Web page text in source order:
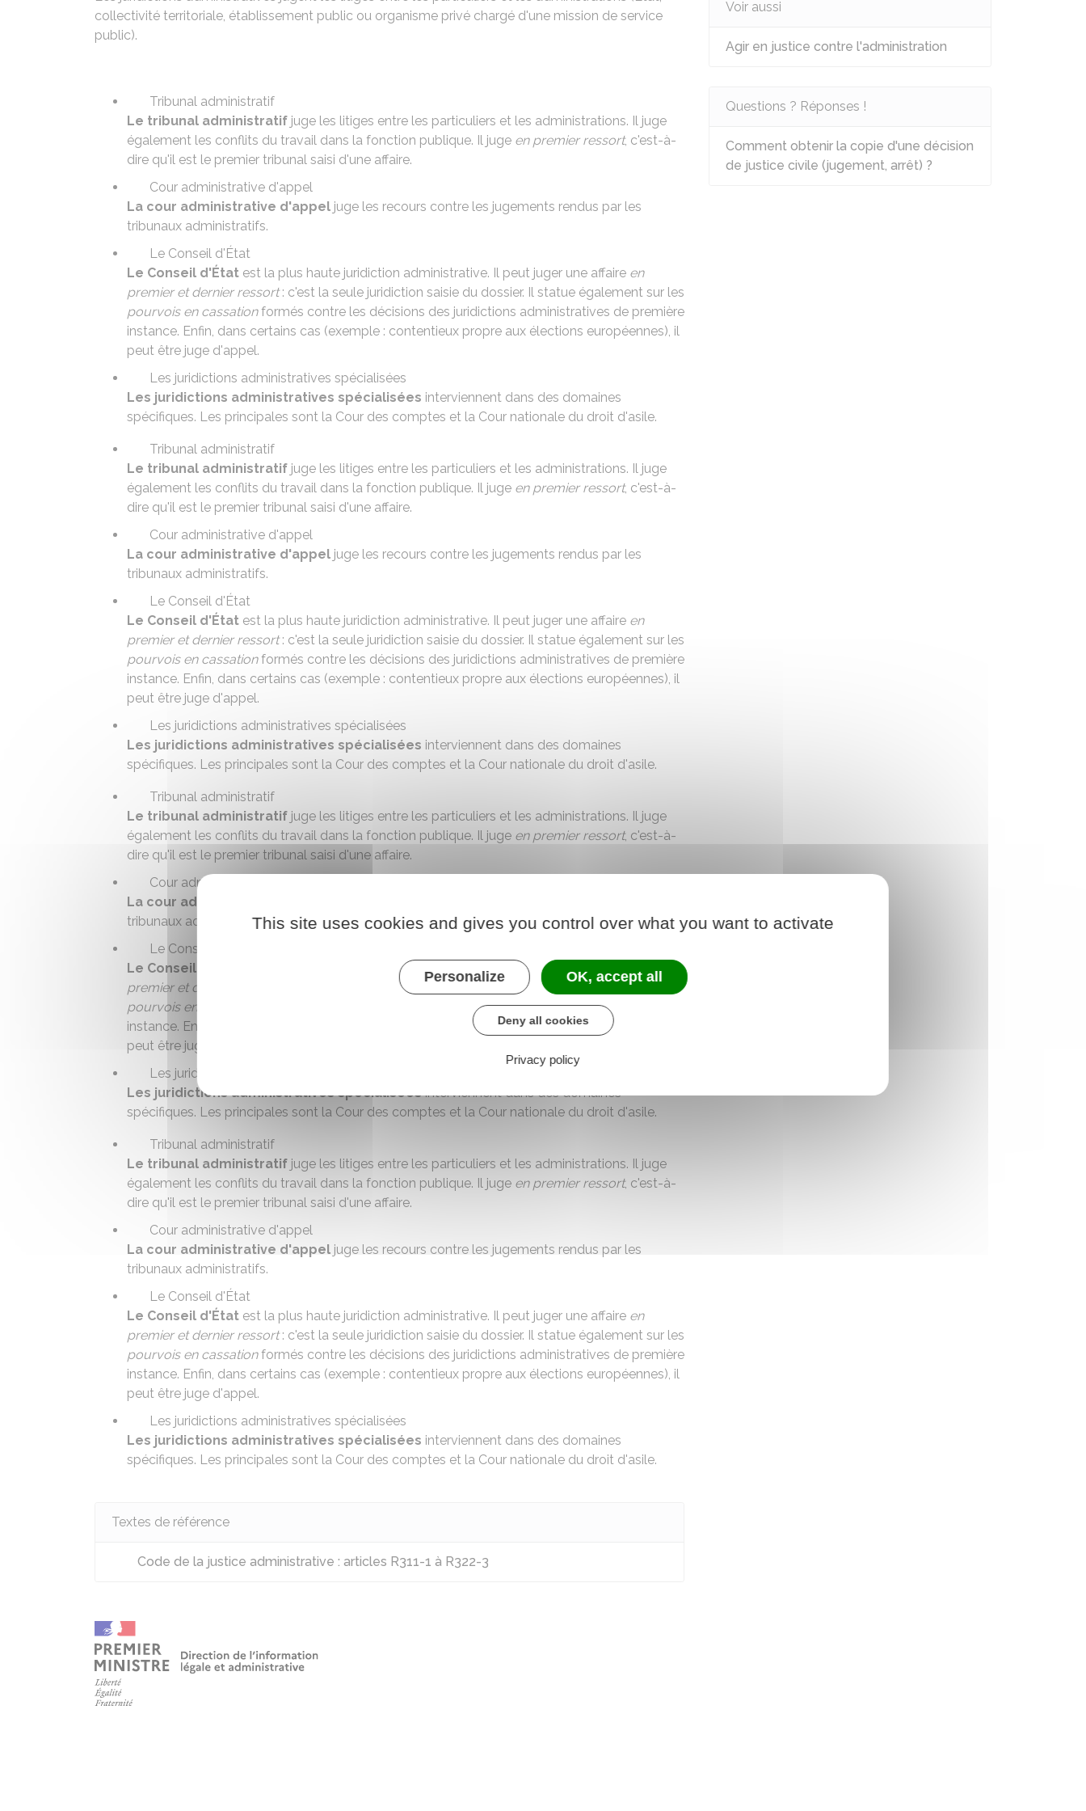
collectivité territoriale, établissement public ou organisme privé chargé d'une mission de service
public).
Tribunal administratif
Le tribunal administratif juge les litiges entre les particuliers et les administrations. Il juge
également les conflits du travail dans la fonction publique. Il juge en premier ressort, c'est-à-
dire qu'il est le premier tribunal saisi d'une affaire.
Cour administrative d'appel
La cour administrative d'appel juge les recours contre les jugements rendus par les
tribunaux administratifs.
Le Conseil d'État
Le Conseil d'État est la plus haute juridiction administrative. Il peut juger une affaire en
premier et dernier ressort: c'est la seule juridiction saisie du dossier. Il statue également sur les
pourvois en cassationformés contre les décisions des juridictions administratives de première
instance. Enfin, dans certains cas (exemple : contentieux propre aux élections européennes), il
peut être juge d'appel.
Les juridictions administratives spécialisées
Les juridictions administratives spécialisées interviennent dans des domaines
spécifiques. Les principales sont la Cour des comptes et la Cour nationale du droit d'asile.
Tribunal administratif
Le tribunal administratif juge les litiges entre les particuliers et les administrations. Il juge
également les conflits du travail dans la fonction publique. Il juge en premier ressort, c'est-à-
dire qu'il est le premier tribunal saisi d'une affaire.
Cour administrative d'appel
La cour administrative d'appel juge les recours contre les jugements rendus par les
tribunaux administratifs.
Le Conseil d'État
Le Conseil d'État est la plus haute juridiction administrative. Il peut juger une affaire en
premier et dernier ressort: c'est la seule juridiction saisie du dossier. Il statue également sur les
pourvois en cassationformés contre les décisions des juridictions administratives de première
instance. Enfin, dans certains cas (exemple : contentieux propre aux élections européennes), il
peut être juge d'appel.
Les juridictions administratives spécialisées
Les juridictions administratives spécialisées interviennent dans des domaines
spécifiques. Les principales sont la Cour des comptes et la Cour nationale du droit d'asile.
Tribunal administratif
Le tribunal administratif juge les litiges entre les particuliers et les administrations. Il juge
également les conflits du travail dans la fonction publique. Il juge en premier ressort, c'est-à-
dire qu'il est le premier tribunal saisi d'une affaire.
Cour administrative d'appel
La cour administrative d'appel
tribunaux administratifs.
Le Conseil d'État
Le Conseil d'État
est la plus haute juridiction administrative. Il peut juger une affaire
en
premier et dernier ressort
: c'est la seule juridiction saisie du dossier. Il statue également sur les
pourvois en cassation
formés contre les décisions des juridictions administratives de première
instance. Enfin, dans certains cas (exemple : contentieux propre aux élections européennes), il
peut être juge d'appel.
Les juridictions administratives spécialisées
Les juridictions administratives spécialiséesinterviennent dans des domaines
spécifiques. Les principales sont la Cour des comptes et la Cour nationale du droit d'asile.
Tribunal administratif
Le tribunal administratif juge les litiges entre les particuliers et les administrations. Il juge
également les conflits du travail dans la fonction publique. Il juge en premier ressort, c'est-à-
dire qu'il est le premier tribunal saisi d'une affaire.
Cour administrative d'appel
La cour administrative d'appel juge les recours contre les jugements rendus par les
tribunaux administratifs.
Le Conseil d'État
Le Conseil d'État est la plus haute juridiction administrative. Il peut juger une affaire en
premier et dernier ressort: c'est la seule juridiction saisie du dossier. Il statue également sur les
pourvois en cassationformés contre les décisions des juridictions administratives de première
instance. Enfin, dans certains cas (exemple : contentieux propre aux élections européennes), il
peut être juge d'appel.
Les juridictions administratives spécialisées
Les juridictions administratives spécialisées interviennent dans des domaines
spécifiques. Les principales sont la Cour des comptes et la Cour nationale du droit d'asile.
Textes de référence
Code de la justice administrative : articles R311-1 à R322-3
Voir aussi
Agir en justice contre l'administration
Questions ? Réponses !
Comment obtenir la copie d'une décision
de justice civile (jugement, arrêt) ?
This site uses cookies and gives you control over what you want to activate
Personalize OK, accept all
Deny all cookies
Privacy policy